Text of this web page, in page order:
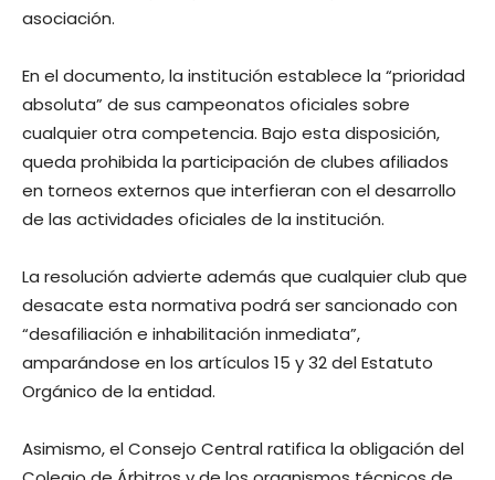
asociación.
En el documento, la institución establece la “prioridad
absoluta” de sus campeonatos oficiales sobre
cualquier otra competencia. Bajo esta disposición,
queda prohibida la participación de clubes afiliados
en torneos externos que interfieran con el desarrollo
de las actividades oficiales de la institución.
La resolución advierte además que cualquier club que
desacate esta normativa podrá ser sancionado con
“desafiliación e inhabilitación inmediata”,
amparándose en los artículos 15 y 32 del Estatuto
Orgánico de la entidad.
Asimismo, el Consejo Central ratifica la obligación del